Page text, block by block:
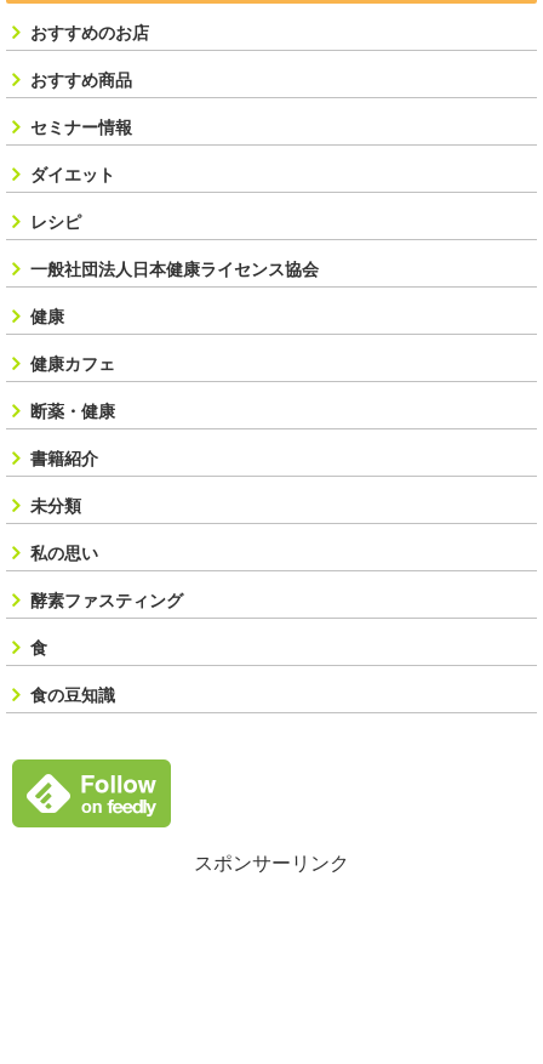
おすすめのお店
おすすめ商品
セミナー情報
ダイエット
レシピ
一般社団法人日本健康ライセンス協会
健康
健康カフェ
断薬・健康
書籍紹介
未分類
私の思い
酵素ファスティング
食
食の豆知識
スポンサーリンク